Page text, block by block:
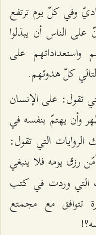
وفي كلّ يوم ترتفع
الناس أن يبذلوا
واستعداداتهم على
كلّ هدوئهم.
تقول: على الإنسان
وأن يهتمّ بنفسه في
التي تقول:
رزق يومه فلا ينبغي
التي وردت في كتب
تتوافق مع مجمتع